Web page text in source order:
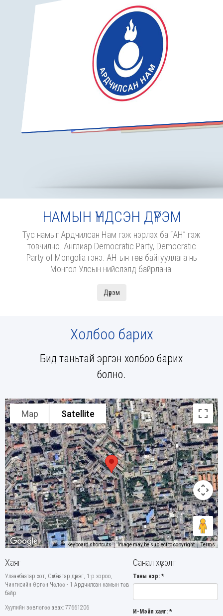
НАМЫН ҮНДСЭН ДҮРЭМ
Тус намыг Ардчилсан Нам гэж нэрлэх ба “АН” гэж
товчилно. Англиар Democratic Party, Democratic
Party of Mongolia гэнэ. АН-ын төв байгууллага нь
Монгол Улсын нийслэлд байрлана.
Дүрэм
Холбоо барих
Бид таньтай эргэн холбоо барих
болно.
Map Satellite
Keyboard shortcuts Image may be subject to copyright Terms
Хаяг
Улаанбаатар хот, Сүхбаатар дүүрэг, 1-р хороо,
Чингисийн Өргөн Чөлөө - 1 Ардчилсан намын төв
байр
Хуулийн зөвлөгөө авах: 77661206
Санал хүсэлт
Таны нэр:*
И-Мэйл хаяг:*